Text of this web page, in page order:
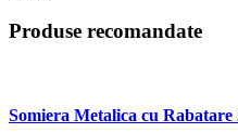
Produse recomandate
Somiera Metalica cu Rabatare